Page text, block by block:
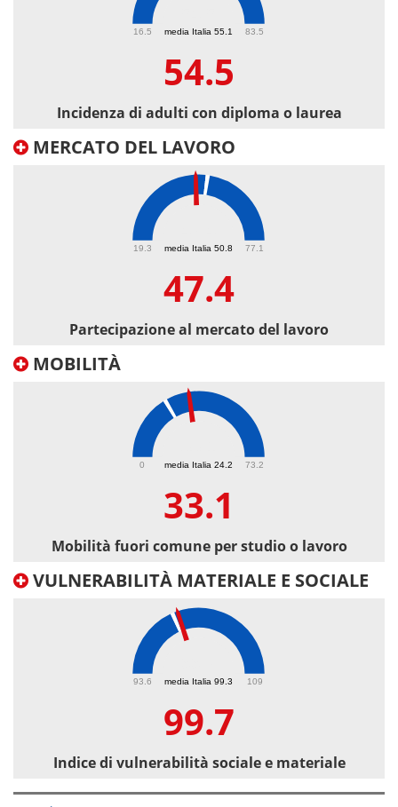
media Italia 55.1
16.5 83.5
54.5
Incidenza di adulti con diploma o laurea
MERCATO DEL LAVORO
media Italia 50.8
19.3 77.1
47.4
Partecipazione al mercato del lavoro
MOBILITÀ
media Italia 24.2
0 73.2
33.1
Mobilità fuori comune per studio o lavoro
VULNERABILITÀ MATERIALE E SOCIALE
media Italia 99.3
93.6 109
99.7
Indice di vulnerabilità sociale e materiale